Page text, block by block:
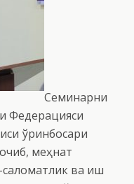
Семинарни
Федерацияси
ўринбосари
меҳнат
ва иш